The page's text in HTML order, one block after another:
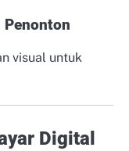
Penonton
visual untuk
Digital